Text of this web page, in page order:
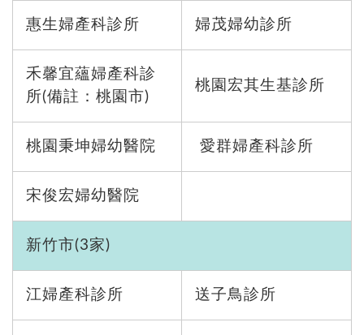
惠生婦產科診所 婦茂婦幼診所
禾馨宜蘊婦產科診
所(備註：桃園市)
桃園 宏其生基診所
桃園 秉坤婦幼醫院 愛群婦產科診所
宋俊宏婦幼醫院
新竹市(3家)
江婦產科診所 送子鳥診所